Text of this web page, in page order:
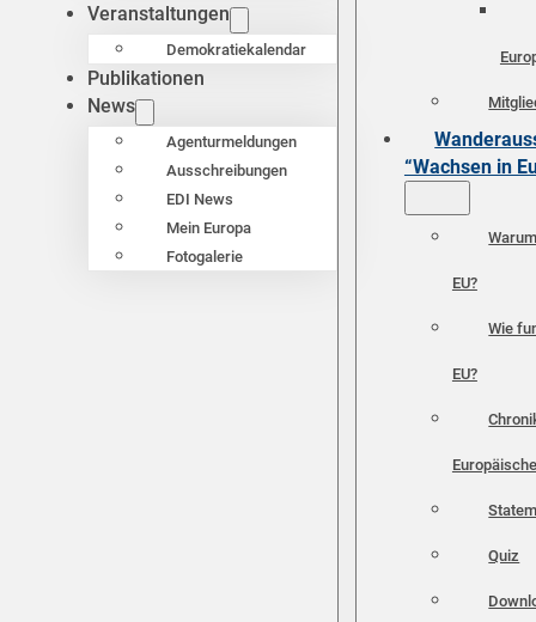
Veranstaltungen
Demokratiekalendar
Publikationen
News
Agenturmeldungen
Ausschreibungen
EDI News
Mein Europa
Fotogalerie
“Wachsen in
EU?
Wie
EU?
Quiz